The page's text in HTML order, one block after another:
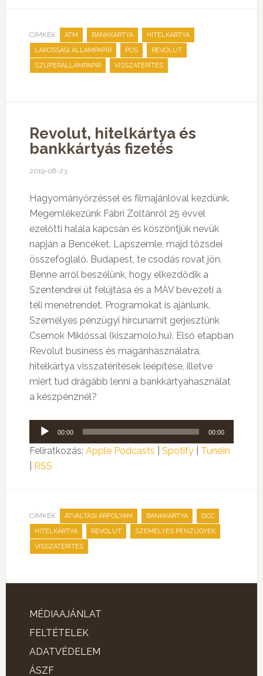
CÍMKÉK: ATM , BANKKÁRTYA , HITELKÁRTYA ,
LAKOSSÁGI ÁLLAMPAPÍR , POS , REVOLUT ,
SZUPERÁLLAMPAPÍR , VISSZATÉRÍTÉS
Revolut, hitelkártya és
bankkártyás fizetés
2019-08-23
Hagyományőrzéssel és filmajánlóval kezdünk.
Megemlékezünk Fábri Zoltánról 25 évvel
ezelőtti halála kapcsán és köszöntjük nevük
napján a Bencéket. Lapszemle, majd tőzsdei
összefoglaló. Budapest, te csodás rovat jön.
Benne arról beszélünk, hogy elkezdődik a
Szentendrei út felújtása és a MÁV bevezeti a
téli menetrendet. Programokat is ajánlunk.
Személyes pénzügyi hírcunamit gerjesztünk
Csernok Miklóssal (kiszamolo.hu). Első etapban
Revolut business és magánhasználatra,
hitelkártya visszatérítések leépítése, illetve
miért tud drágább lenni a bankkártyahasználat
a készpénznél?
Audió
lejátszó
00:00 00:00
Feliratkozás: Apple Podcasts Spotify| TuneIn
RSS
CÍMKÉK: ÁTVÁLTÁSI ÁRFOLYAM , BANKKÁRTYA , DCC ,
HITELKÁRTYA , REVOLUT , SZEMÉLYES PÉNZÜGYEK ,
VISSZATÉRÍTÉS
MÉDIAAJÁNLAT
FELTÉTELEK
ADATVÉDELEM
ÁSZF